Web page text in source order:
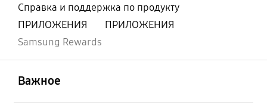
Справка и поддержка по продукту
ПРИЛОЖЕНИЯ
ПРИЛОЖЕНИЯ
Samsung Rewards
Важное